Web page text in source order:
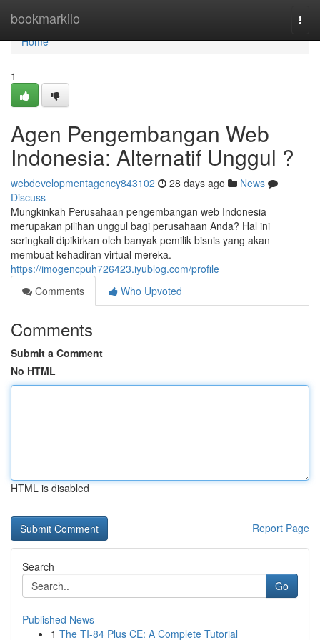
bookmarkilo
Home
Home
1
Agen Pengembangan Web
Indonesia: Alternatif Unggul ?
webdevelopmentagency843102 28 days ago
News
Discuss
Mungkinkah Perusahaan pengembangan web Indonesia
merupakan pilihan unggul bagi perusahaan Anda? Hal ini
seringkali dipikirkan oleh banyak pemilik bisnis yang akan
membuat kehadiran virtual mereka.
https://imogencpuh726423.iyublog.com/profile
Comments
Who Upvoted
Comments
Submit a Comment
No HTML
HTML is disabled
Report Page
Search
Go
Published News
1 The TI-84 Plus CE: A Complete Tutorial